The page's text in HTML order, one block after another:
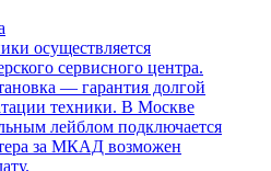
осуществляется
сервисного центра.
— гарантия долгой
техники. В Москве
лейблом подключается
за МКАД возможен